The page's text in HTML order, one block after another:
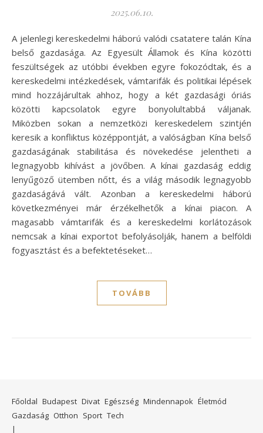
2025.06.10.
A jelenlegi kereskedelmi háború valódi csatatere talán Kína
belső gazdasága. Az Egyesült Államok és Kína közötti
feszültségek az utóbbi években egyre fokozódtak, és a
kereskedelmi intézkedések, vámtarifák és politikai lépések
mind hozzájárultak ahhoz, hogy a két gazdasági óriás
közötti kapcsolatok egyre bonyolultabbá váljanak.
Miközben sokan a nemzetközi kereskedelem szintjén
keresik a konfliktus középpontját, a valóságban Kína belső
gazdaságának stabilitása és növekedése jelentheti a
legnagyobb kihívást a jövőben. A kínai gazdaság eddig
lenyűgöző ütemben nőtt, és a világ második legnagyobb
gazdaságává vált. Azonban a kereskedelmi háború
következményei már érzékelhetők a kínai piacon. A
magasabb vámtarifák és a kereskedelmi korlátozások
nemcsak a kínai exportot befolyásolják, hanem a belföldi
fogyasztást és a befektetéseket…
TOVÁBB
Főoldal Budapest Divat Egészség Mindennapok Életmód
Gazdaság Otthon Sport Tech